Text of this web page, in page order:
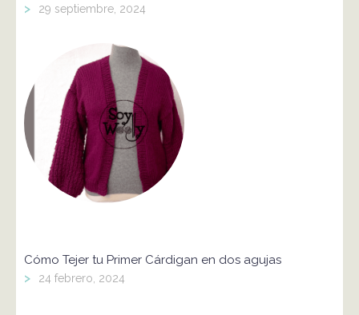
> 29 septiembre, 2024
Cómo Tejer tu Primer Cárdigan en dos agujas
> 24 febrero, 2024